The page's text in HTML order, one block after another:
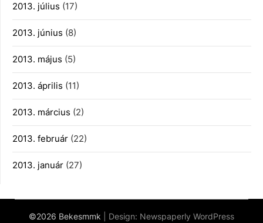
2013. július (17)
2013. június (8)
2013. május (5)
2013. április (11)
2013. március (2)
2013. február (22)
2013. január (27)
©2026 Bekesmmk | Design: Newspaperly WordPress